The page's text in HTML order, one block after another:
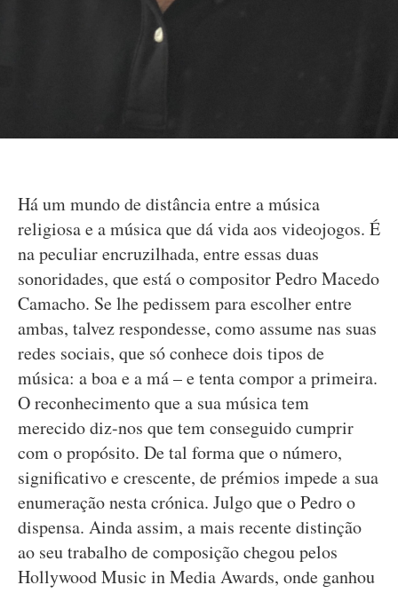
Há um mundo de distância entre a música
religiosa e a música que dá vida aos videojogos. É
na peculiar encruzilhada, entre essas duas
sonoridades, que está o compositor Pedro Macedo
Camacho. Se lhe pedissem para escolher entre
ambas, talvez respondesse, como assume nas suas
redes sociais, que só conhece dois tipos de
música: a boa e a má – e tenta compor a primeira.
O reconhecimento que a sua música tem
merecido diz-nos que tem conseguido cumprir
com o propósito. De tal forma que o número,
significativo e crescente, de prémios impede a sua
enumeração nesta crónica. Julgo que o Pedro o
dispensa. Ainda assim, a mais recente distinção
ao seu trabalho de composição chegou pelos
Hollywood Music in Media Awards, onde ganhou